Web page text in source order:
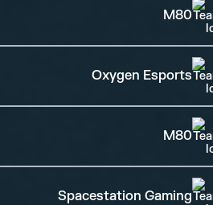
M80
Oxygen Esports
M80
Spacestation Gaming